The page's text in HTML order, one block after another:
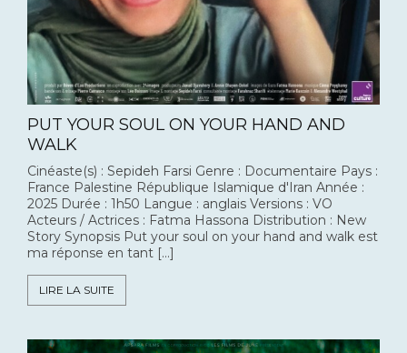
PUT YOUR SOUL ON YOUR HAND AND
WALK
Cinéaste(s) : Sepideh Farsi Genre : Documentaire Pays :
France Palestine République Islamique d'Iran Année :
2025 Durée : 1h50 Langue : anglais Versions : VO
Acteurs / Actrices : Fatma Hassona Distribution : New
Story Synopsis Put your soul on your hand and walk est
ma réponse en tant […]
LIRE LA SUITE